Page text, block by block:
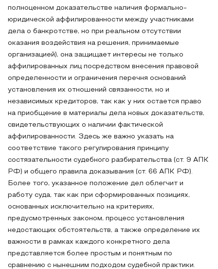
полноценном доказательстве наличия формально-
юридической аффилированности между участниками
дела о банкротстве, но при реальном отсутствии
оказания воздействия на решения, принимаемые
организацией), она защищает интересы не только
аффилированных лиц посредством внесения правовой
определенности и ограничения перечня оснований
установления их отношений связанности, но и
независимых кредиторов, так как у них остается право
на приобщение в материалы дела новых доказательств,
свидетельствующих о наличии фактической
аффилированности. Здесь же важно указать на
соответствие такого регулирования принципу
состязательности судебного разбирательства (ст. 9 АПК
РФ) и общего правила доказывания (ст. 66 АПК РФ).
Более того, указанное положение дел облегчит и
работу суда, так как при сформированных позициях,
основанных исключительно на критериях,
предусмотренных законом, процесс установления
недостающих обстоятельств, а также определение их
важности в рамках каждого конкретного дела
представляется более простым и понятным по
сравнению с нынешним подходом судебной практики.